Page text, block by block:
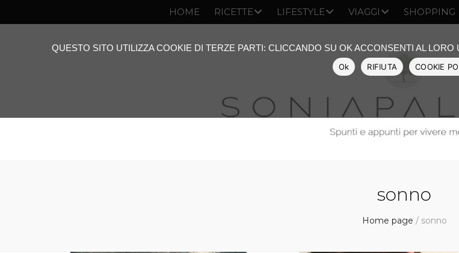
HOME RICETTE LIFESTYLE VIAGGI SHOPPING
sonno
Home page / sonno
QUESTO SITO UTILIZZA COOKIE DI TERZE PARTI: CLICCANDO SU OK ACCONSENTI AL
Ok RIFIUTA COOKIE